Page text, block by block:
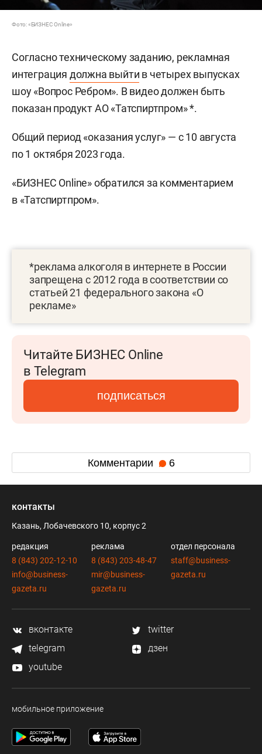
Фото: «БИЗНЕС Online»
Согласно техническому заданию, рекламная
интеграция должна выйти в четырех выпусках
шоу «Вопрос Ребром». В видео должен быть
показан продукт АО «Татспиртпром» *.
Общий период «оказания услуг» — с 10 августа
по 1 октября 2023 года.
«БИЗНЕС Online» обратился за комментарием
в «Татспиртпром».
*реклама алкоголя в интернете в России
запрещена с 2012 года в соответствии со
статьей 21 федерального закона «О
рекламе»
Читайте БИЗНЕС Online
в Telegram
подписаться
Комментарии 6
контакты
Казань, Лобачевского 10, корпус 2
редакция
8 (843) 202-12-10
info@business-
gazeta.ru
реклама
8 (843) 203-48-47
mir@business-
gazeta.ru
отдел персонала
staff@business-
gazeta.ru
вконтакте
twitter
telegram
дзен
youtube
мобильное приложение